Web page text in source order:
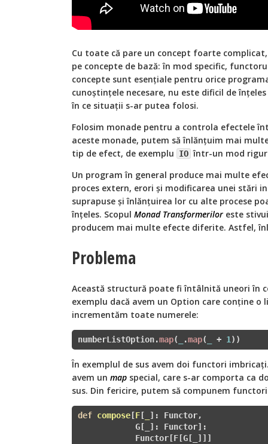
Cu toate că pare un concept foarte
pe concepte de bază: în mod specific,
concepte sunt esențiale pentru orice
cunoștințele necesare, nu este dificil de
în ce situații s-ar putea folosi.
Folosim monade pentru a controla efectele
aceste monade, putem să înlănțuim mai
tip de efect, de exemplu
IO într-un mod
Un program în general produce mai multe
proces extern, erori și modificarea unei stări
suprapuse și înlănțuirea lor cu alte procese
înțeles. Scopul Monad Transformerilor este
producem mai multe efecte diferite. Astfel,
Problema
Această structură poate fi întâlnită uneori în
exemplu dacă avem un Option care conține o
incrementăm toate numerele:
numberListOption.map( .map( + 1 ))
În exemplul de sus avem doi functori
avem un map special, care s-ar comporta ca
sus. Din fericire, putem să compunem
def compose[F[ ]:
Functor,
            G[_]: Functor]:
            Functor[F[G[_]]]